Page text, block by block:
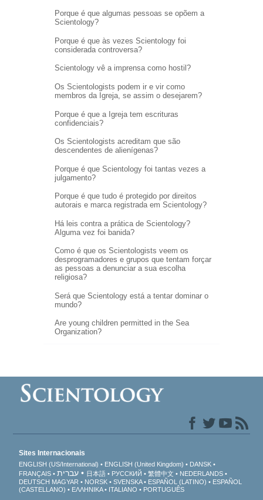
Porque é que algumas pessoas se opõem a
Scientology?
Porque é que às vezes Scientology foi
considerada controversa?
Scientology vê a imprensa como hostil?
Os Scientologists podem ir e vir como
membros da Igreja, se assim o desejarem?
Porque é que a Igreja tem escrituras
confidenciais?
Os Scientologists acreditam que são
descendentes de alienígenas?
Porque é que Scientology foi tantas vezes a
julgamento?
Porque é que tudo é protegido por direitos
autorais e marca registrada em Scientology?
Há leis contra a prática de Scientology?
Alguma vez foi banida?
Como é que os Scientologists veem os
desprogramadores e grupos que tentam forçar
as pessoas a denunciar a sua escolha
religiosa?
Será que Scientology está a tentar dominar o
mundo?
Are young children permitted in the Sea
Organization?
Sites Internacionais
ENGLISH (US/International) ENGLISH (United Kingdom)
DANSK
FRANÇAIS
עברית 日本語 РУССКИЙ 繁體中文
NEDERLANDS
DEUTSCH MAGYAR NORSK SVENSKA ESPAÑOL (LATINO)
ESPAÑOL
(CASTELLANO)
ΕΛΛΗΝΙΚA ITALIANO PORTUGUÊS